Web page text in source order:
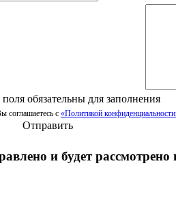
обязательны для заполнения
соглашаетесь с «Политикой
Отправить
и будет